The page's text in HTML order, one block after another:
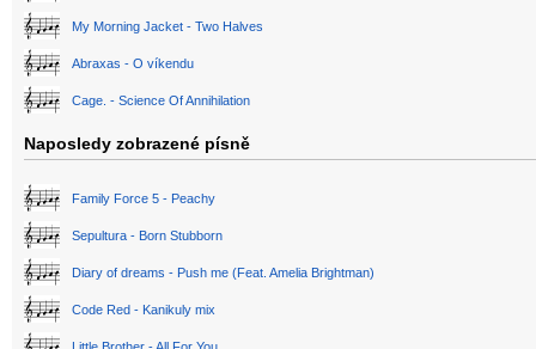
My Morning Jacket - Two Halves
Abraxas - O víkendu
Cage. - Science Of Annihilation
Naposledy zobrazené písně
Family Force 5 - Peachy
Sepultura - Born Stubborn
Diary of dreams - Push me (Feat. Amelia Brightman)
Code Red - Kanikuly mix